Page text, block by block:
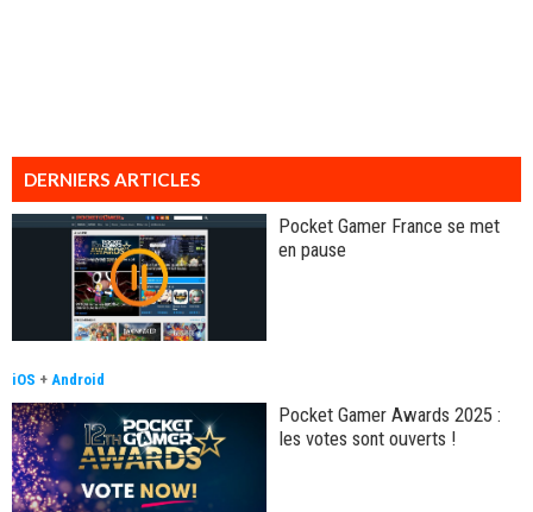
DERNIERS ARTICLES
Pocket Gamer France se met
en pause
iOS + Android
Pocket Gamer Awards 2025 :
les votes sont ouverts !